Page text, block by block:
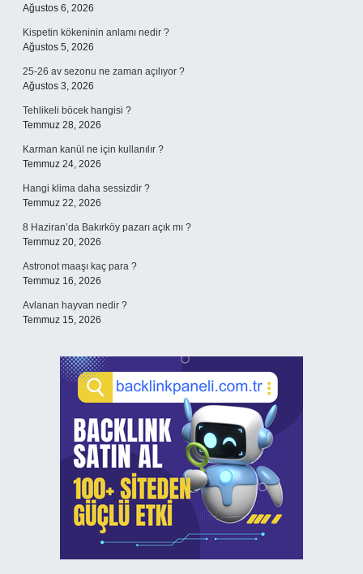
Ağustos 6, 2026
Kispetin kökeninin anlamı nedir ?
Ağustos 5, 2026
25-26 av sezonu ne zaman açılıyor ?
Ağustos 3, 2026
Tehlikeli böcek hangisi ?
Temmuz 28, 2026
Karman kanül ne için kullanılır ?
Temmuz 24, 2026
Hangi klima daha sessizdir ?
Temmuz 22, 2026
8 Haziran’da Bakırköy pazarı açık mı ?
Temmuz 20, 2026
Astronot maaşı kaç para ?
Temmuz 16, 2026
Avlanan hayvan nedir ?
Temmuz 15, 2026